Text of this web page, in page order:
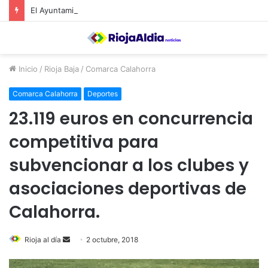
Inicio / Rioja Baja / Comarca Calahorra
Comarca Calahorra Deportes
23.119 euros en concurrencia
competitiva para
subvencionar a los clubes y
asociaciones deportivas de
Calahorra.
Rioja al día 2 octubre, 2018